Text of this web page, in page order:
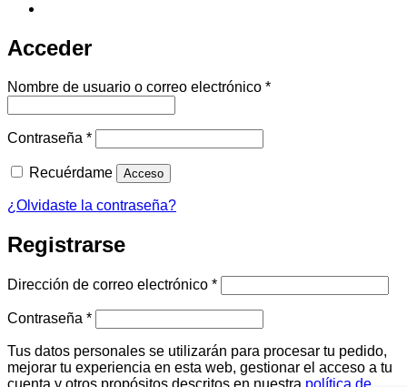
Acceder
Nombre de usuario o correo electrónico *Obligatorio
Contraseña *Obligatorio
Recuérdame Acceso
¿Olvidaste la contraseña?
Registrarse
Dirección de correo electrónico *Obligatorio
Contraseña *Obligatorio
Tus datos personales se utilizarán para procesar tu pedido,
mejorar tu experiencia en esta web, gestionar el acceso a tu
cuenta y otros propósitos descritos en nuestra política de